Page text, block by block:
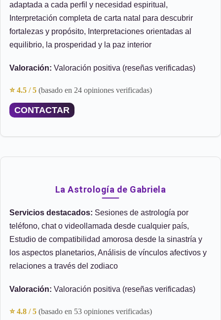
adaptada a cada perfil y necesidad espiritual,
Interpretación completa de carta natal para descubrir
fortalezas y propósito, Interpretaciones orientadas al
equilibrio, la prosperidad y la paz interior
Valoración: Valoración positiva (reseñas verificadas)
⭐ 4.5 / 5 (basado en 24 opiniones verificadas)
CONTACTAR
La Astrología de Gabriela
Servicios destacados: Sesiones de astrología por
teléfono, chat o videollamada desde cualquier país,
Estudio de compatibilidad amorosa desde la sinastría y
los aspectos planetarios, Análisis de vínculos afectivos y
relaciones a través del zodiaco
Valoración: Valoración positiva (reseñas verificadas)
⭐ 4.8 / 5 (basado en 53 opiniones verificadas)